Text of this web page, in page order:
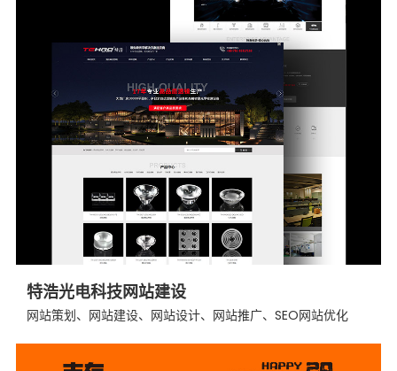
特浩光电科技网站建设
网站策划、网站建设、网站设计、网站推广、SEO网站优化